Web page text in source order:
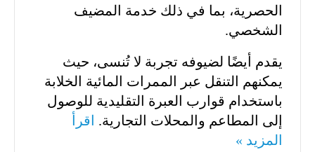
الحصرية، بما في ذلك خدمة المضيف
الشخصي.
يقدم أيضًا لضيوفه تجربة لا تُنسى، حيث
يمكنهم التنقل عبر الممرات المائية الخلابة
باستخدام قوارب العبرة التقليدية للوصول
إلى المطاعم والمحلات التجارية.
اقرأ
المزيد »